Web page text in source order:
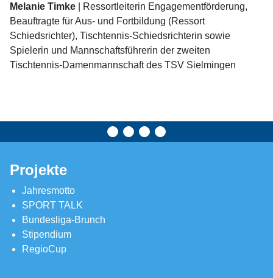
Melanie Timke | Ressortleiterin Engagementförderung,
Beauftragte für Aus- und Fortbildung (Ressort
Schiedsrichter), Tischtennis-Schiedsrichterin sowie
Spielerin und Mannschaftsführerin der zweiten
Tischtennis-Damenmannschaft des TSV Sielmingen
Projekte
Jahresmotto
SPORT TALK
Bundesliga-Brunch
Stipendium
RegioCup